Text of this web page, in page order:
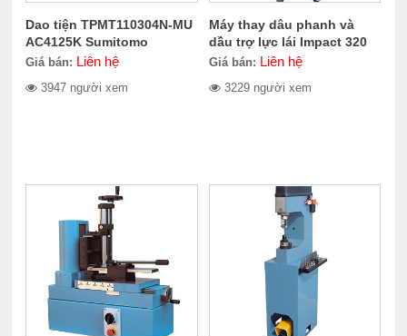
Dao tiện TPMT110304N-MU
AC4125K Sumitomo
Electric
Giá bán: Liên hệ
3947 người xem
Máy thay dâu phanh và
dầu trợ lực lái Impact 320
Giá bán: Liên hệ
3229 người xem